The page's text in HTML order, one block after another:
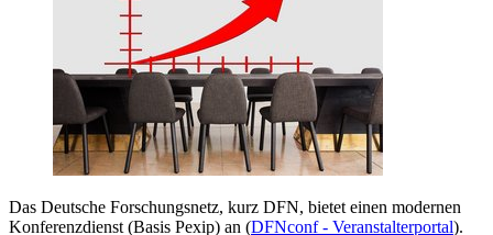
Das Deutsche Forschungsnetz, kurz DFN, bietet einen modernen
Konferenzdienst (Basis Pexip) an (DFNconf - Veranstalterportal).